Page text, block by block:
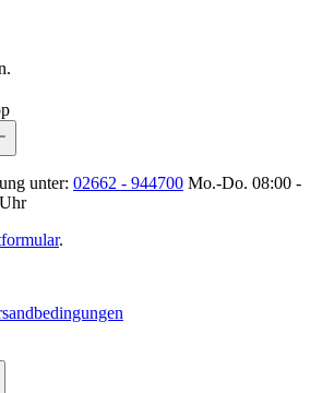
unter: 02662 - 944700 Mo.-Do. 08:00 -
.